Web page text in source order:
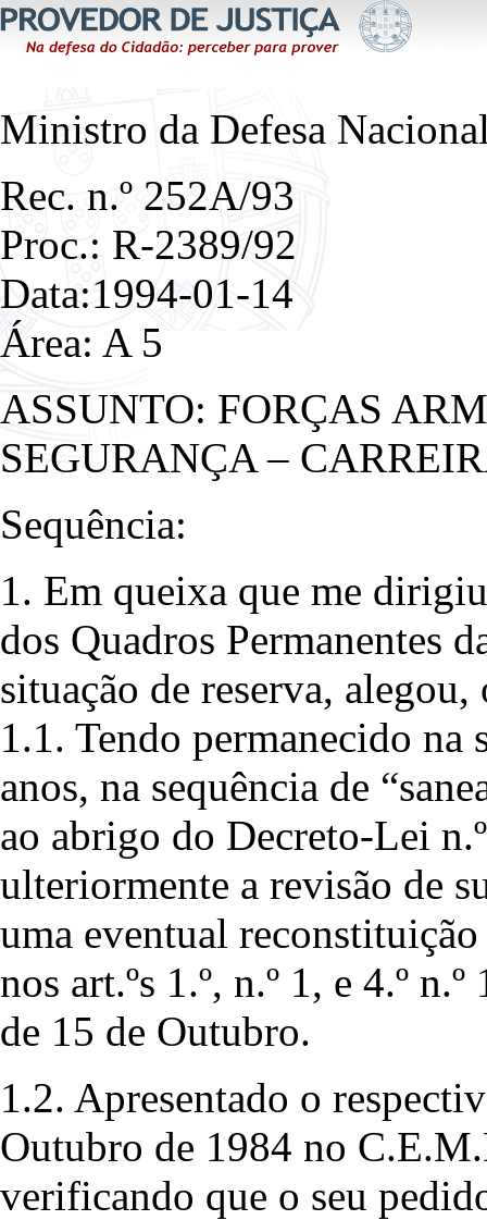
Ministro da Defesa
Rec. n.º 252A/93
Proc.: R-2389/92
Data:1994-01-14
Área: A 5
ASSUNTO: FORÇAS
SEGURANÇA –
Sequência:
1. Em queixa que me
dos Quadros Permanentes
situação de reserva, alegou,
1.1. Tendo permanecido na
anos, na sequência de
ao abrigo do Decreto-Lei
ulteriormente a revisão de
uma eventual
nos art.ºs 1.º, n.º 1, e 4.º
de 15 de Outubro.
1.2. Apresentado o
Outubro de 1984 no
verificando que o seu